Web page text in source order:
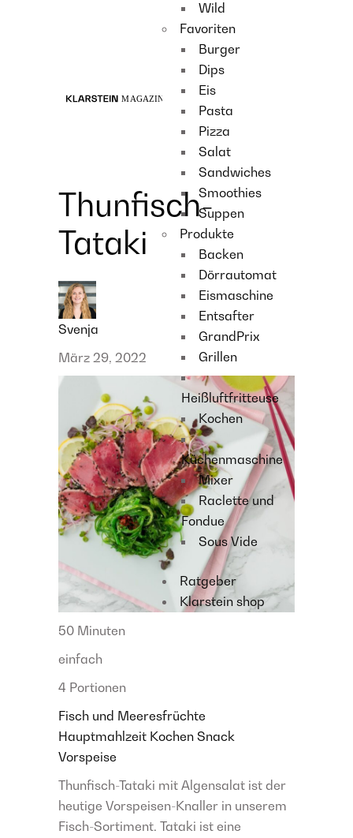
Wild
Favoriten
Burger
Dips
Eis
Pasta
Pizza
Salat
Sandwiches
Smoothies
Suppen
Produkte
Backen
Dörrautomat
Eismaschine
Entsafter
GrandPrix
Grillen
Heißluftfritteuse
Kochen
Küchenmaschine
Mixer
Raclette und
Fondue
Sous Vide
Ratgeber
Klarstein shop
Thunfisch-
Tataki
Svenja
März 29, 2022
50 Minuten
einfach
4 Portionen
Fisch und Meeresfrüchte
Hauptmahlzeit Kochen Snack
Vorspeise
Thunfisch-Tataki mit Algensalat ist der
heutige Vorspeisen-Knaller in unserem
Fisch-Sortiment. Tataki ist eine